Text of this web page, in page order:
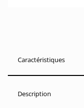
Caractéristiques
Description